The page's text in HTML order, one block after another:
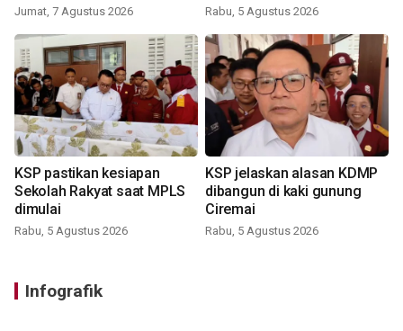
Jumat, 7 Agustus 2026 Rabu, 5 Agustus 2026
KSP pastikan kesiapan
Sekolah Rakyat saat MPLS
dimulai
Rabu, 5 Agustus 2026
KSP jelaskan alasan KDMP
dibangun di kaki gunung
Ciremai
Rabu, 5 Agustus 2026
Infografik